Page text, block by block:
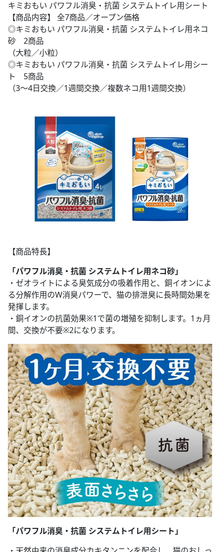
キミおもい パワフル消臭・抗菌 システムトイレ用シート
【商品内容】 全7商品／オープン価格
◎キミおもい パワフル消臭・抗菌 システムトイレ用ネコ
砂 2商品
（大粒／小粒）
◎キミおもい パワフル消臭・抗菌 システムトイレ用シー
ト 5商品
（3～4日交換／1週間交換／複数ネコ用1週間交換）
【商品特長】
「パワフル消臭・抗菌 システムトイレ用ネコ砂」
・ゼオライトによる臭気成分の吸着作用と、銅イオンによ
る分解作用のW消臭パワーで、猫の排泄臭に長時間効果を
発揮します。
・銅イオンの抗菌効果※1で菌の増殖を抑制します。1ヵ月
間、交換が不要※2になります。
「パワフル消臭・抗菌 システムトイレ用シート」